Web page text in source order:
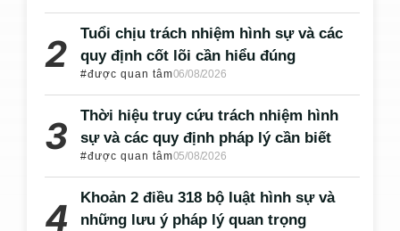
Tuổi chịu trách nhiệm hình sự và các
quy định cốt lõi cần hiểu đúng
#được quan tâm06/08/2026
Thời hiệu truy cứu trách nhiệm hình
sự và các quy định pháp lý cần biết
#được quan tâm05/08/2026
Khoản 2 điều 318 bộ luật hình sự và
những lưu ý pháp lý quan trọng